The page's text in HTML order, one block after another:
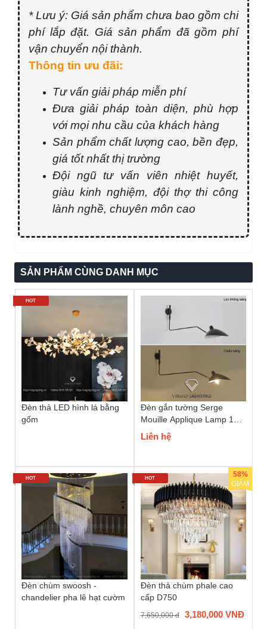
* Lưu ý: Giá sản phẩm chưa bao gồm chi
phí lắp đặt. Giá sản phẩm đã gồm phí
vận chuyển nội thành.
Thông tin ưu đãi:
Tư vấn giải pháp miễn phí
Đưa giải pháp toàn diện, phù hợp
với mọi nhu cầu của khách hàng
Sản phẩm chất lượng cao, bền đẹp,
giá tốt nhất thị trường
Đội ngũ tư vấn viên nhiệt huyết,
giàu kinh nghiệm, đội thợ thi công
lành nghề, chuyên môn cao
SẢN PHẨM CÙNG DANH MỤC
Đèn thả LED hình lá bằng
gốm
HOT
Đèn gắn tường Serge
Mouille Applique Lamp 1
bóng
Liên hệ
Đèn chùm swoosh -
chandelier pha lê hạt cườm
HOT
Đèn thả chùm phale cao
cấp D750
7,650,000 đ 3,180,000 VNĐ
58%
GIẢM
HOT